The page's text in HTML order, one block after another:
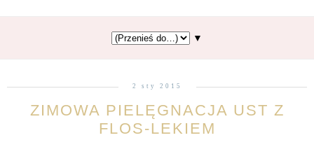
▼
2 sty 2015
ZIMOWA PIELĘGNACJA UST Z
FLOS-LEKIEM